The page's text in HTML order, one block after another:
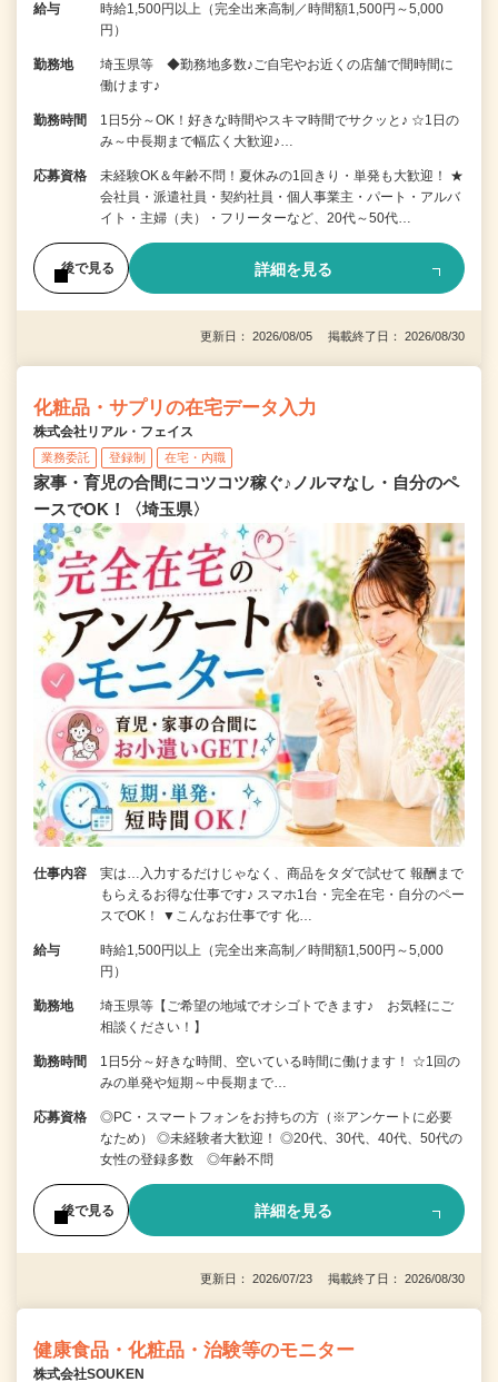
給与
時給1,500円以上（完全出来高制／時間額1,500円～5,000
円）
勤務地
埼玉県等 ◆勤務地多数♪ご自宅やお近くの店舗で間時間に
働けます♪
勤務時間
1日5分～OK！好きな時間やスキマ時間でサクッと♪ ☆1日の
み～中長期まで幅広く大歓迎♪…
応募資格
未経験OK＆年齢不問！夏休みの1回きり・単発も大歓迎！ ★
会社員・派遣社員・契約社員・個人事業主・パート・アルバ
イト・主婦（夫）・フリーターなど、20代～50代…
後で見る 詳細を見る
更新日： 2026/08/05 掲載終了日： 2026/08/30
化粧品・サプリの在宅データ入力
株式会社リアル・フェイス
業務委託 登録制 在宅・内職
家事・育児の合間にコツコツ稼ぐ♪ノルマなし・自分のペ
ースでOK！〈埼玉県〉
仕事内容
実は…入力するだけじゃなく、商品をタダで試せて 報酬まで
もらえるお得な仕事です♪ スマホ1台・完全在宅・自分のペー
スでOK！ ▼こんなお仕事です 化…
給与
時給1,500円以上（完全出来高制／時間額1,500円～5,000
円）
勤務地
埼玉県等【ご希望の地域でオシゴトできます♪ お気軽にご
相談ください！】
勤務時間
1日5分～好きな時間、空いている時間に働けます！ ☆1回の
みの単発や短期～中長期まで…
応募資格
◎PC・スマートフォンをお持ちの方（※アンケートに必要
なため） ◎未経験者大歓迎！ ◎20代、30代、40代、50代の
女性の登録多数 ◎年齢不問
後で見る 詳細を見る
更新日： 2026/07/23 掲載終了日： 2026/08/30
健康食品・化粧品・治験等のモニター
株式会社SOUKEN